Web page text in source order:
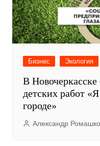
Бизнес Экология
В Новочеркасске
детских работ
городе»
Александр Ромашко